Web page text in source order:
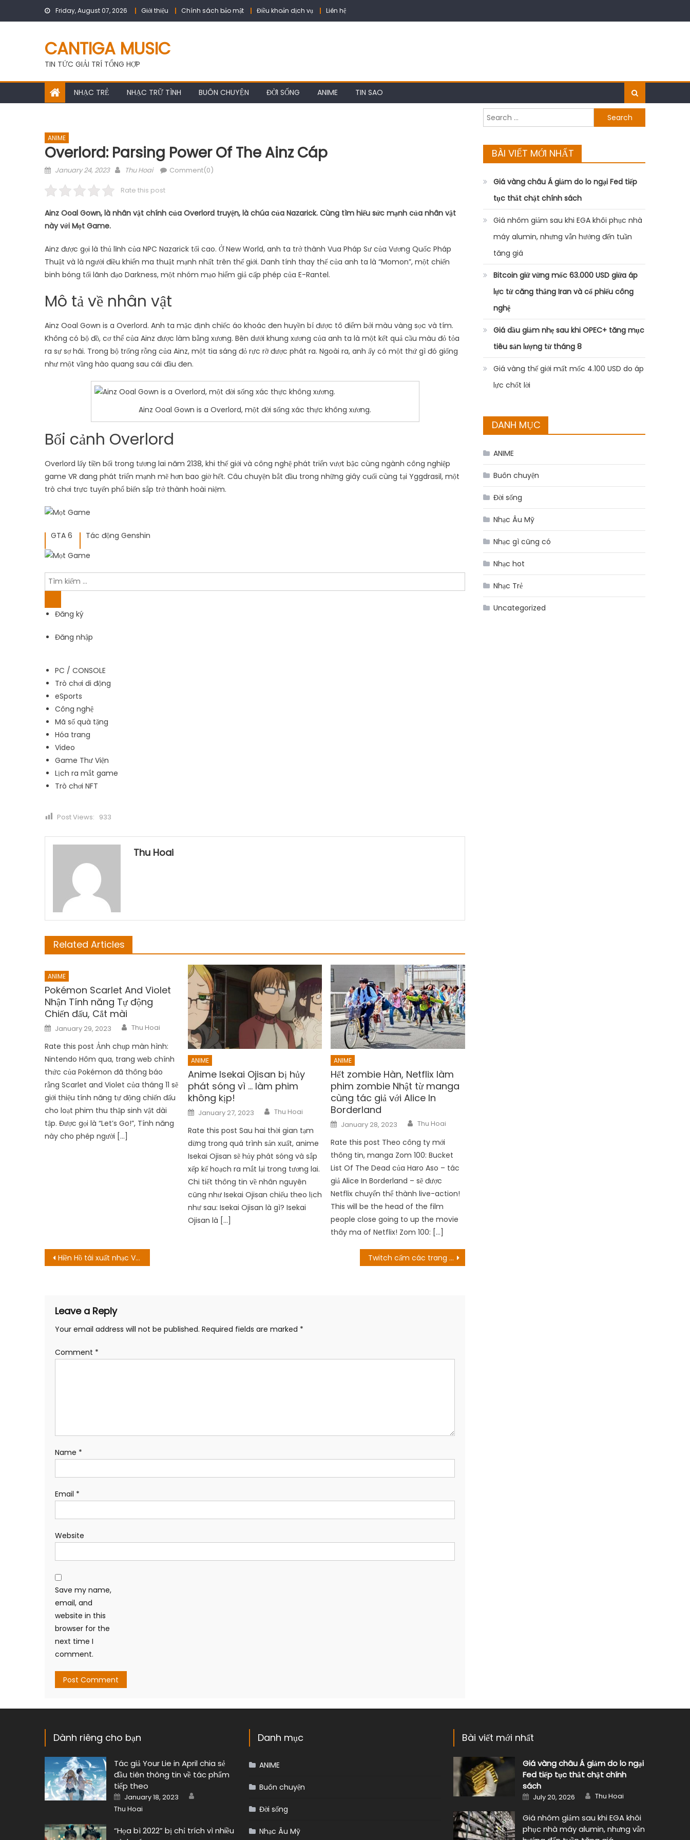
Friday, August 07, 2026 Giới thiệu Chính sách bảo mật Điều khoản dịch vụ Liên hệ
CANTIGA MUSIC
TIN TỨC GIẢI TRÍ TỔNG HỢP
NHẠC TRẺ NHẠC TRỮ TÌNH BUÔN CHUYỆN ĐỜI SỐNG ANIME TIN SAO
ANIME
Overlord: Parsing Power Of The Ainz Cáp
Posted
January 24, 2023 Author
Thu Hoai Comment(0)
Rate this post
Ainz Ooal Gown, là nhân vật chính của Overlord truyện, là chúa của Nazarick. Cùng tìm hiểu sức mạnh của nhân vật
này với Mọt Game.
Ainz được gọi là thủ lĩnh của NPC Nazarick tối cao. Ở New World, anh ta trở thành Vua Pháp Sư của Vương Quốc Pháp
Thuật và là người điều khiển ma thuật mạnh nhất trên thế giới. Danh tính thay thế của anh ta là “Momon”, một chiến
binh bóng tối lãnh đạo Darkness, một nhóm mạo hiểm giả cấp phép của E-Rantel.
Mô tả về nhân vật
Ainz Ooal Gown is a Overlord. Anh ta mặc định chiếc áo khoác đen huyền bí được tô điểm bởi màu vàng sọc và tím.
Không có bộ đồ, cơ thể của Ainz được làm bằng xương. Bên dưới khung xương của anh ta là một kết quả cầu màu đỏ tỏa
ra sự sợ hãi. Trong bộ trống rỗng của Ainz, một tia sáng đỏ rực rỡ được phát ra. Ngoài ra, anh ấy có một thứ gì đó giống
như một vầng hào quang sau cái đầu đen.
Ainz Ooal Gown is a Overlord, một đời sống xác thực không xương.
Bối cảnh Overlord
Overlord lấy tiền bối trong tương lai năm 2138, khi thế giới và công nghệ phát triển vượt bậc cùng ngành công nghiệp
game VR đang phát triển mạnh mẽ hơn bao giờ hết. Câu chuyện bắt đầu trong những giây cuối cùng tại Yggdrasil, một
trò chơi trực tuyến phổ biến sắp trở thành hoài niệm.
GTA 6 Tác động Genshin
Đăng ký
Đăng nhập
PC / CONSOLE
Trò chơi di động
eSports
Công nghệ
Mã số quà tặng
Hóa trang
Video
Game Thư Viện
Lịch ra mắt game
Trò chơi NFT
Post Views: 933
Thu Hoai
Related Articles
ANIME
Pokémon Scarlet And Violet
Nhận Tính năng Tự động
Chiến đấu, Cắt mài
Posted
on
January 29, 2023 Author
Thu Hoai
Rate this post Ảnh chụp màn hình:
Nintendo Hôm qua, trang web chính
thức của Pokémon đã thông báo
rằng Scarlet and Violet của tháng 11 sẽ
giới thiệu tính năng tự động chiến đấu
cho loạt phim thu thập sinh vật dài
tập. Được gọi là “Let’s Go!”, Tính năng
này cho phép người […]
ANIME
Anime Isekai Ojisan bị hủy
phát sóng vì … làm phim
không kịp!
Posted
on
January 27, 2023 Author
Thu Hoai
Rate this post Sau hai thời gian tạm
dừng trong quá trình sản xuất, anime
Isekai Ojisan sẽ hủy phát sóng và sắp
xếp kế hoạch ra mắt lại trong tương lai.
Chi tiết thông tin về nhân nguyên
cũng như Isekai Ojisan chiếu theo lịch
như sau: Isekai Ojisan là gì? Isekai
Ojisan là […]
ANIME
Hết zombie Hàn, Netflix làm
phim zombie Nhật từ manga
cùng tác giả với Alice In
Borderland
Posted
on
January 28, 2023 Author
Thu Hoai
Rate this post Theo công ty mới
thông tin, manga Zom 100: Bucket
List Of The Dead của Haro Aso – tác
giả Alice In Borderland – sẽ được
Netflix chuyển thể thành live-action!
This will be the head of the film
people close going to up the movie
thây ma of Netflix! Zom 100: […]
Post
Hiền Hồ tái xuất nhạc Việt sau xì-căng-đan anh em nương tựa Twitch cấm các trang web cờ bạc lớn sau khi người chơi đe dọa tấn công
Leave a Reply
Your email address will not be published. Required fields are marked *
Comment *
Name *
Email *
Website
Save my name,
email, and
website in this
browser for the
next time I
comment.
Search
for:
BÀI VIẾT MỚI NHẤT
Giá vàng châu Á giảm do lo ngại Fed tiếp
tục thắt chặt chính sách
Giá nhôm giảm sau khi EGA khôi phục nhà
máy alumin, nhưng vẫn hướng đến tuần
tăng giá
Bitcoin giữ vững mốc 63.000 USD giữa áp
lực từ căng thẳng Iran và cổ phiếu công
nghệ
Giá dầu giảm nhẹ sau khi OPEC+ tăng mục
tiêu sản lượng từ tháng 8
Giá vàng thế giới mất mốc 4.100 USD do áp
lực chốt lời
DANH MỤC
ANIME
Buôn chuyện
Đời sống
Nhạc Âu Mỹ
Nhạc gì cũng có
Nhạc hot
Nhạc Trẻ
Uncategorized
Dành riêng cho bạn
Tác giả Your Lie in April chia sẻ
đầu tiên thông tin về tác phẩm
tiếp theo
Posted
on
January 18, 2023
Thu Hoai
“Họa bì 2022” bị chỉ trích vì nhiều
Danh mục
ANIME
Buôn chuyện
Đời sống
Nhạc Âu Mỹ
Bài viết mới nhất
Giá vàng châu Á giảm do lo ngại
Fed tiếp tục thắt chặt chính
sách
Posted
on
July 20, 2026 Author
Thu Hoai
Giá nhôm giảm sau khi EGA khôi
phục nhà máy alumin, nhưng vẫn